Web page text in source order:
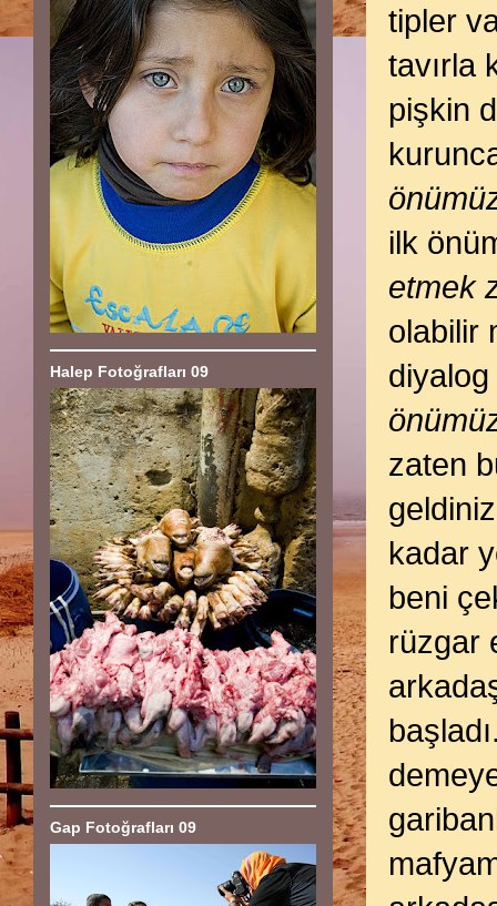
tipler
tavırla
pişkin
ilk
etmek
olabilir
zaten
kadar
beni
rüzgar
Halep Fotoğrafları 09
Gap Fotoğrafları 09